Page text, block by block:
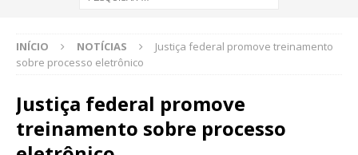
INÍCIO NOTÍCIAS
Justiça federal promove treinamento
sobre processo eletrônico
Justiça federal promove
treinamento sobre processo